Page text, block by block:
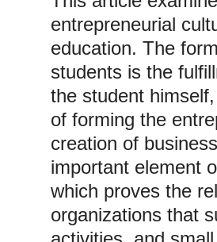
entrepreneurial
education. The
students is the
the student
of forming the
creation of
important element
which proves the
organizations that